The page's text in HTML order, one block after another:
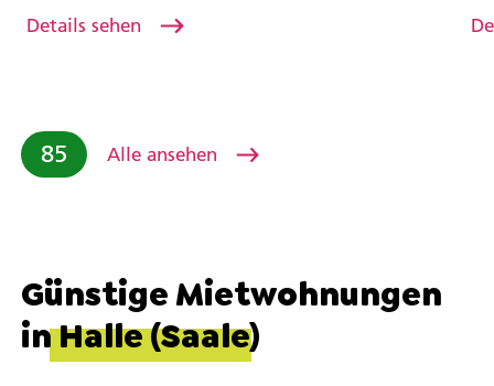
Details sehen
85 Alle ansehen
Günstige Mietwohnungen
inHalle (Saale)